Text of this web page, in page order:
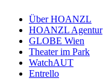
Über HOANZL
HOANZL Agentur
GLOBE Wien
Theater im Park
WatchAUT
Entrello